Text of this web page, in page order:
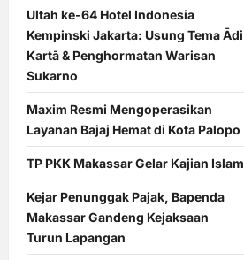
Ultah ke-64 Hotel Indonesia
Kempinski Jakarta: Usung Tema Ādi
Kartā & Penghormatan Warisan
Sukarno
Maxim Resmi Mengoperasikan
Layanan Bajaj Hemat di Kota Palopo
TP PKK Makassar Gelar Kajian Islam
Kejar Penunggak Pajak, Bapenda
Makassar Gandeng Kejaksaan
Turun Lapangan